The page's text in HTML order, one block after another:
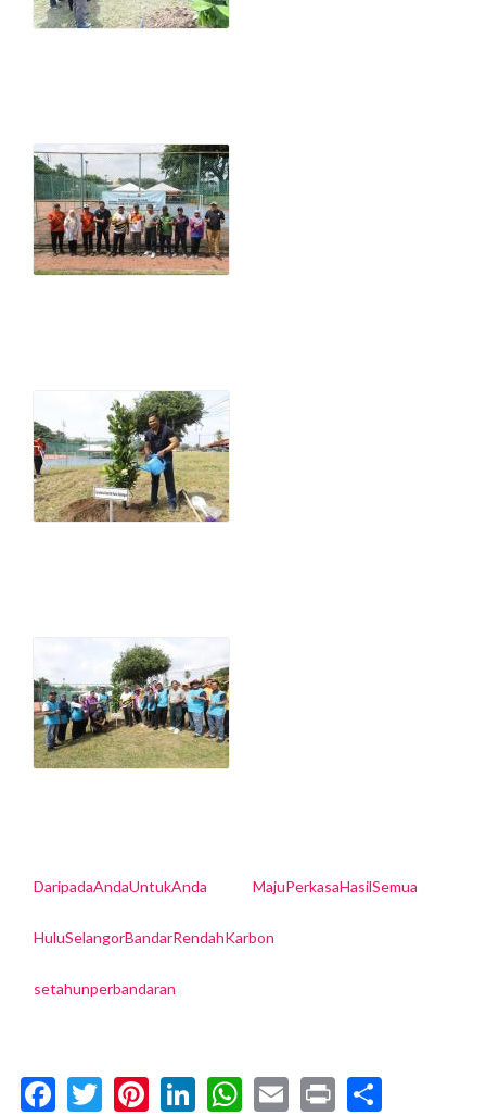
DaripadaAndaUntukAnda MajuPerkasaHasilSemua
HuluSelangorBandarRendahKarbon
setahunperbandaran
Facebook
Twitter
Pinterest
LinkedIn
WhatsApp
Email
Print